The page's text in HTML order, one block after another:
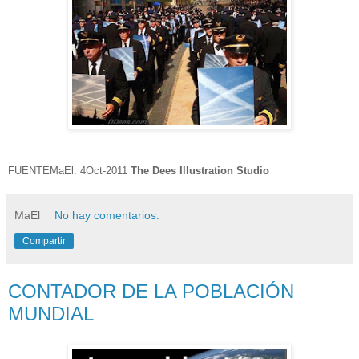
FUENTEMaEl: 4Oct-2011 The Dees Illustration Studio
MaEl No hay comentarios:
Compartir
CONTADOR DE LA POBLACIÓN
MUNDIAL